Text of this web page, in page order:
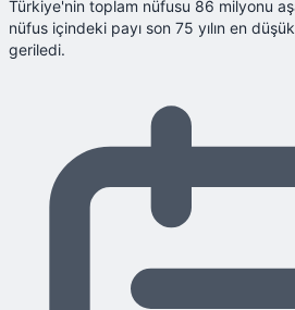
Türkiye'nin toplam nüfusu 86 milyonu
nüfus içindeki payı son 75 yılın en
geriledi.